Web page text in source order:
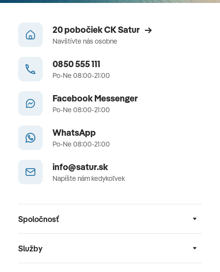
20 pobočiek CK Satur
Navštívte nás osobne
0850 555 111
Po-Ne 08:00-21:00
Facebook Messenger
Po-Ne 08:00-21:00
WhatsApp
Po-Ne 08:00-21:00
info@satur.sk
Napíšte nám kedykoľvek
Spoločnosť
Služby